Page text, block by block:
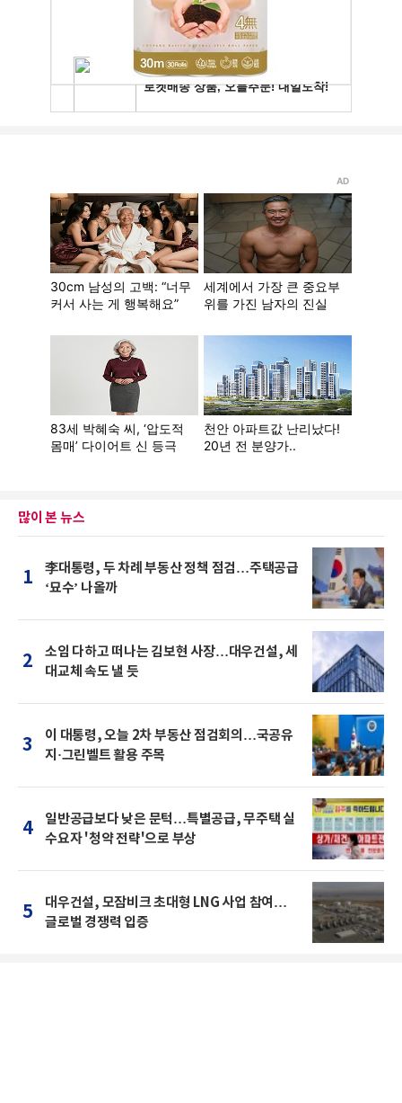
많이 본 뉴스
1
李대통령, 두 차례 부동산 정책 점검…주택공급
‘묘수’ 나올까
2
소임 다하고 떠나는 김보현 사장…대우건설, 세
대교체 속도 낼 듯
3
이 대통령, 오늘 2차 부동산 점검회의…국공유
지·그린벨트 활용 주목
4
일반공급보다 낮은 문턱…특별공급, 무주택 실
수요자 '청약 전략'으로 부상
5
대우건설, 모잠비크 초대형 LNG 사업 참여…
글로벌 경쟁력 입증